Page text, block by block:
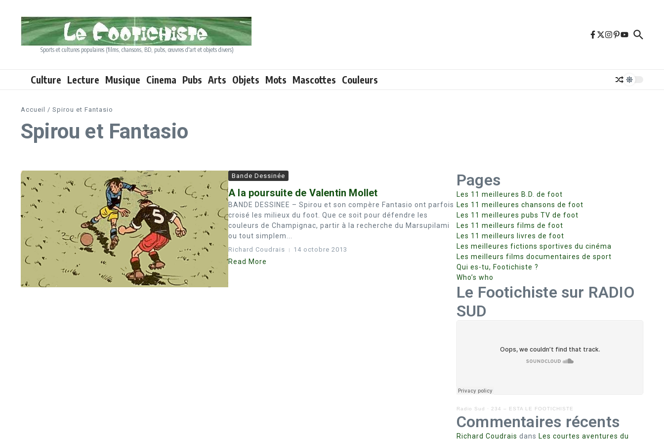
Sports et cultures populaires (films, chansons, BD, pubs, œuvres d'art et objets divers)
Culture Lecture Musique Cinema Pubs Arts Objets Mots Mascottes Couleurs
Accueil / Spirou et Fantasio
Spirou et Fantasio
Bande Dessinée
A la poursuite de Valentin Mollet
BANDE DESSINEE – Spirou et son compère Fantasio ont parfois
croisé les milieux du foot. Que ce soit pour défendre les
couleurs de Champignac, partir à la recherche du Marsupilami
ou tout simplem...
Richard Coudrais 14 octobre 2013
Read More
Pages
Les 11 meilleures B.D. de foot
Les 11 meilleures chansons de foot
Les 11 meilleures pubs TV de foot
Les 11 meilleurs films de foot
Les 11 meilleurs livres de foot
Les meilleures fictions sportives du cinéma
Les meilleurs films documentaires de sport
Qui es-tu, Footichiste ?
Who’s who
Le Footichiste sur RADIO
SUD
Radio Sud · 234 – ESTA LE FOOTICHISTE
Commentaires récents
Richard Coudrais dans Les courtes aventures du